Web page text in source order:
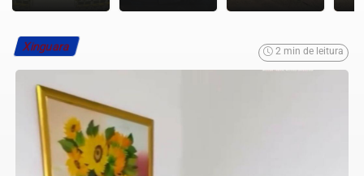
Xinguara 2 min de leitura